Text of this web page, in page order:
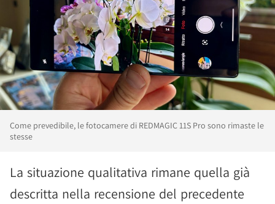
Come prevedibile, le fotocamere di REDMAGIC 11S Pro sono rimaste le
stesse
La situazione qualitativa rimane quella già
descritta nella recensione del precedente